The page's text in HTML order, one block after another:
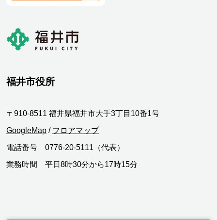
福井市役所
〒910-8511 福井県福井市大手3丁目10番1号
GoogleMap / フロアマップ
電話番号 0776-20-5111（代表）
業務時間 平日8時30分から17時15分